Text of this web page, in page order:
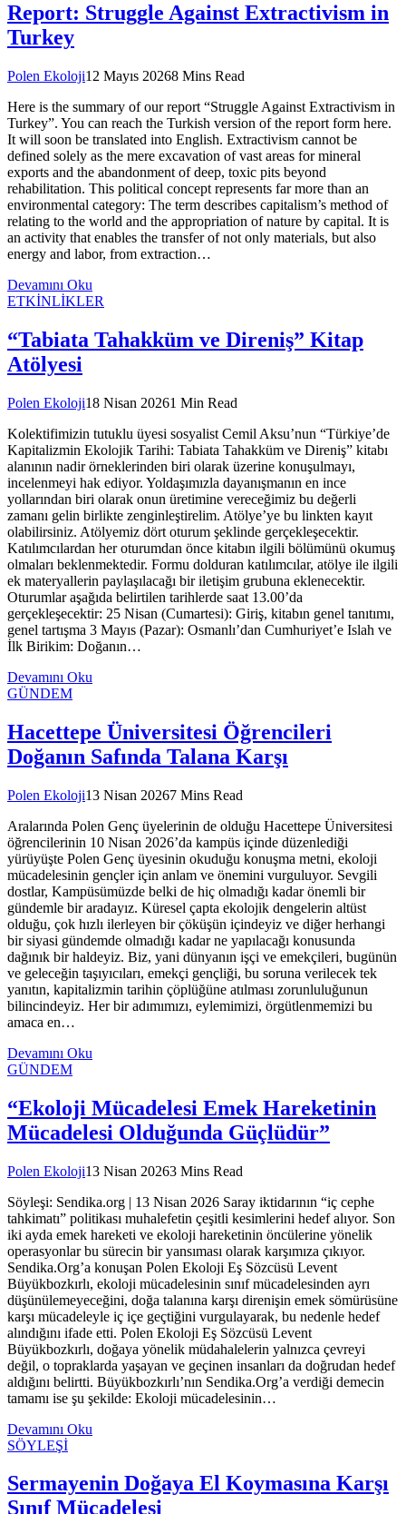
Report: Struggle Against Extractivism in
Turkey
Polen Ekoloji12 Mayıs 20268 Mins Read
Here is the summary of our report “Struggle Against Extractivism in
Turkey”. You can reach the Turkish version of the report form here.
It will soon be translated into English. Extractivism cannot be
defined solely as the mere excavation of vast areas for mineral
exports and the abandonment of deep, toxic pits beyond
rehabilitation. This political concept represents far more than an
environmental category: The term describes capitalism’s method of
relating to the world and the appropriation of nature by capital. It is
an activity that enables the transfer of not only materials, but also
energy and labor, from extraction…
Devamını Oku
ETKİNLİKLER
“Tabiata Tahakküm ve Direniş” Kitap
Atölyesi
Polen Ekoloji18 Nisan 20261 Min Read
Kolektifimizin tutuklu üyesi sosyalist Cemil Aksu’nun “Türkiye’de
Kapitalizmin Ekolojik Tarihi: Tabiata Tahakküm ve Direniş” kitabı
alanının nadir örneklerinden biri olarak üzerine konuşulmayı,
incelenmeyi hak ediyor. Yoldaşımızla dayanışmanın en ince
yollarından biri olarak onun üretimine vereceğimiz bu değerli
zamanı gelin birlikte zenginleştirelim. Atölye’ye bu linkten kayıt
olabilirsiniz. Atölyemiz dört oturum şeklinde gerçekleşecektir.
Katılımcılardan her oturumdan önce kitabın ilgili bölümünü okumuş
olmaları beklenmektedir. Formu dolduran katılımcılar, atölye ile ilgili
ek materyallerin paylaşılacağı bir iletişim grubuna eklenecektir.
Oturumlar aşağıda belirtilen tarihlerde saat 13.00’da
gerçekleşecektir: 25 Nisan (Cumartesi): Giriş, kitabın genel tanıtımı,
genel tartışma 3 Mayıs (Pazar): Osmanlı’dan Cumhuriyet’e Islah ve
İlk Birikim: Doğanın…
Devamını Oku
GÜNDEM
Hacettepe Üniversitesi Öğrencileri
Doğanın Safında Talana Karşı
Polen Ekoloji13 Nisan 20267 Mins Read
Aralarında Polen Genç üyelerinin de olduğu Hacettepe Üniversitesi
öğrencilerinin 10 Nisan 2026’da kampüs içinde düzenlediği
yürüyüşte Polen Genç üyesinin okuduğu konuşma metni, ekoloji
mücadelesinin gençler için anlam ve önemini vurguluyor. Sevgili
dostlar, Kampüsümüzde belki de hiç olmadığı kadar önemli bir
gündemle bir aradayız. Küresel çapta ekolojik dengelerin altüst
olduğu, çok hızlı ilerleyen bir çöküşün içindeyiz ve diğer herhangi
bir siyasi gündemde olmadığı kadar ne yapılacağı konusunda
dağınık bir haldeyiz. Biz, yani dünyanın işçi ve emekçileri, bugünün
ve geleceğin taşıyıcıları, emekçi gençliği, bu soruna verilecek tek
yanıtın, kapitalizmin tarihin çöplüğüne atılması zorunluluğunun
bilincindeyiz. Her bir adımımızı, eylemimizi, örgütlenmemizi bu
amaca en…
Devamını Oku
GÜNDEM
“Ekoloji Mücadelesi Emek Hareketinin
Mücadelesi Olduğunda Güçlüdür”
Polen Ekoloji13 Nisan 20263 Mins Read
Söyleşi: Sendika.org | 13 Nisan 2026 Saray iktidarının “iç cephe
tahkimatı” politikası muhalefetin çeşitli kesimlerini hedef alıyor. Son
iki ayda emek hareketi ve ekoloji hareketinin öncülerine yönelik
operasyonlar bu sürecin bir yansıması olarak karşımıza çıkıyor.
Sendika.Org’a konuşan Polen Ekoloji Eş Sözcüsü Levent
Büyükbozkırlı, ekoloji mücadelesinin sınıf mücadelesinden ayrı
düşünülemeyeceğini, doğa talanına karşı direnişin emek sömürüsüne
karşı mücadeleyle iç içe geçtiğini vurgulayarak, bu nedenle hedef
alındığını ifade etti. Polen Ekoloji Eş Sözcüsü Levent
Büyükbozkırlı, doğaya yönelik müdahalelerin yalnızca çevreyi
değil, o topraklarda yaşayan ve geçinen insanları da doğrudan hedef
aldığını belirtti. Büyükbozkırlı’nın Sendika.Org’a verdiği demecin
tamamı ise şu şekilde: Ekoloji mücadelesinin…
Devamını Oku
SÖYLEŞİ
Sermayenin Doğaya El Koymasına Karşı
Sınıf Mücadelesi